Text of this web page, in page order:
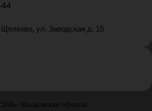
Щелково, ул. Заводская д. 15
Московская область